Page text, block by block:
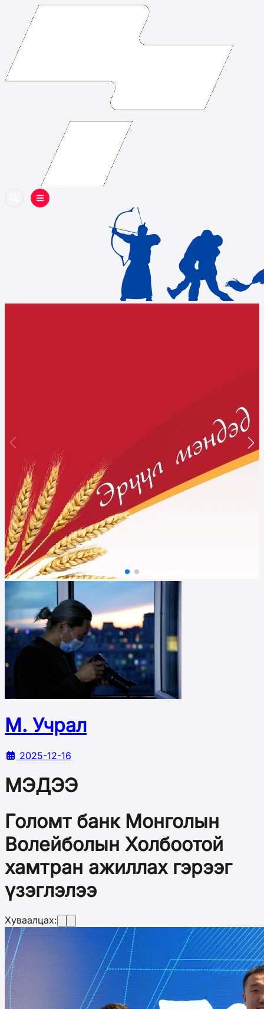
М. Учрал
2025-12-16
МЭДЭЭ
Голомт банк Монголын
Волейболын Холбоотой
хамтран ажиллах гэрээг
үзэглэлээ
Хуваалцах: